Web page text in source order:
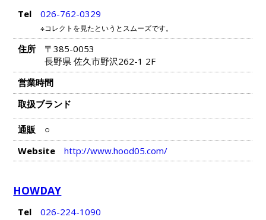
Tel 026-762-0329
※コレクトを見たというとスムーズです。
住所
〒385-0053
長野県 佐久市野沢262-1 2F
営業時間
取扱ブランド
通販
○
Website
http://www.hood05.com/
HOWDAY
Tel 026-224-1090